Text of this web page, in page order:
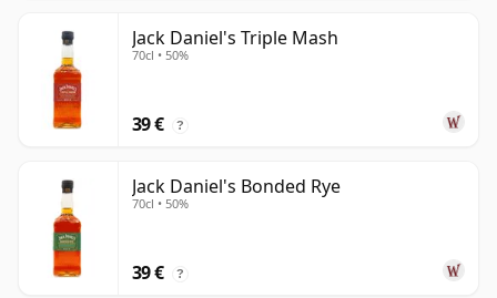
Jack Daniel's Triple Mash
70cl • 50%
39 € ?
Jack Daniel's Bonded Rye
70cl • 50%
39 € ?